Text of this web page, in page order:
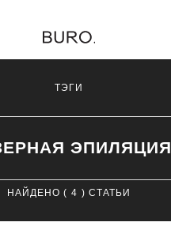
ТЭГИ
ЭПИЛЯЦИЯ
НАЙДЕНО ( 4 ) СТАТЬИ